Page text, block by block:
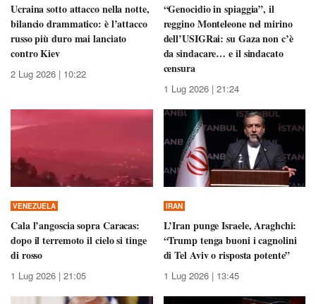
Ucraina sotto attacco nella notte,
bilancio drammatico: è l’attacco
russo più duro mai lanciato
contro Kiev
2 Lug 2026 | 10:22
“Genocidio in spiaggia”, il
reggino Monteleone nel mirino
dell’USIGRai: su Gaza non c’è
da sindacare… e il sindacato
censura
1 Lug 2026 | 21:24
VENEZUELA
Cala l’angoscia sopra Caracas:
dopo il terremoto il cielo si tinge
di rosso
1 Lug 2026 | 21:05
IRAN
L’Iran punge Israele, Araghchi:
“Trump tenga buoni i cagnolini
di Tel Aviv o risposta potente”
1 Lug 2026 | 13:45